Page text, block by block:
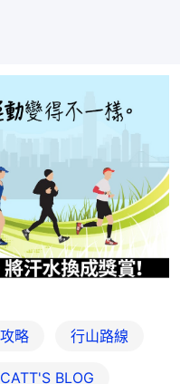
略 行山路線
CATT'S BLOG